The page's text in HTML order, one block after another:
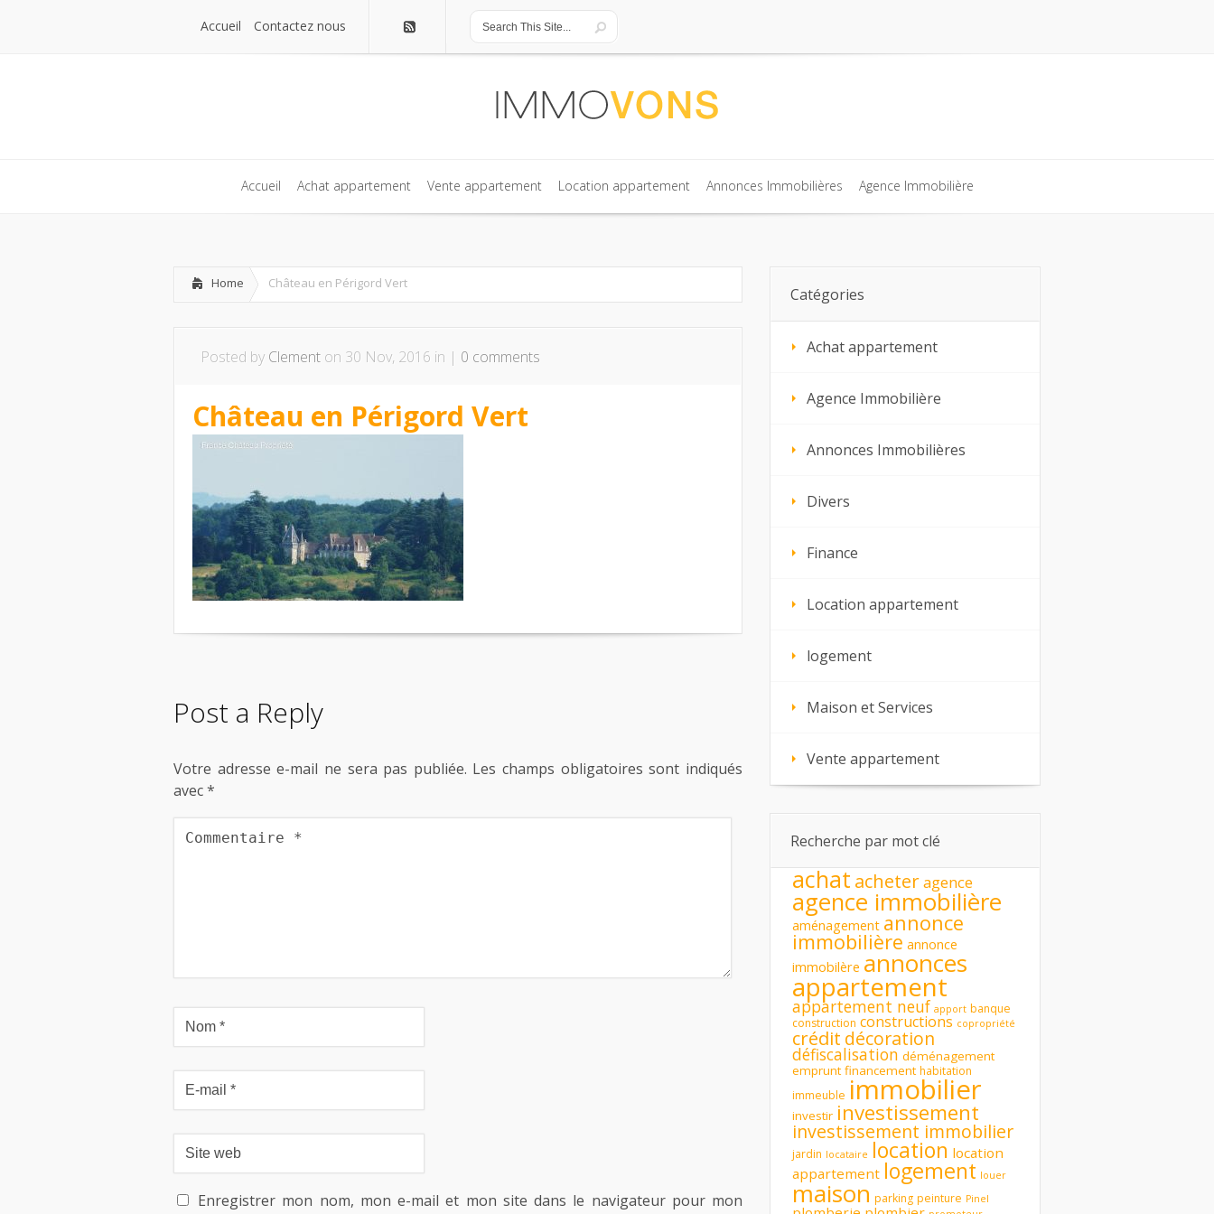
Accueil Contactez nous
Accueil Achat appartement Vente appartement Location appartement Annonces Immobilières Agence Immobilière
Home Château en Périgord Vert
Posted by Clement on 30 Nov, 2016 in | 0 comments
Château en Périgord Vert
Post a Reply
Votre adresse e-mail ne sera pas publiée. Les champs obligatoires sont indiqués
avec*
Enregistrer mon nom, mon e-mail et mon site dans le navigateur pour mon
Catégories
Achat appartement
Agence Immobilière
Annonces Immobilières
Divers
Finance
Location appartement
logement
Maison et Services
Vente appartement
Recherche par mot clé
achat acheteragence
agence immobilière
aménagement annonce
immobilière annonce
immobilère annonces
appartement
appartement neuf apport banque
construction constructions copropriété
crédit décoration
défiscalisation déménagement
emprunt financement habitation
immeuble immobilier
investir investissement
investissement immobilier
jardin locataire location location
appartement logement louer
maison parking peinture Pinel